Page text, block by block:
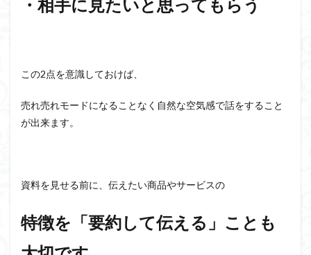
・相手に見たいと思ってもらう
この2点を意識しておけば、
売れ売れモードになることなく自然な空気感で話をすること
が出来ます。
資料を見せる前に、伝えたい商品やサービスの
特徴を「要約して伝える」ことも